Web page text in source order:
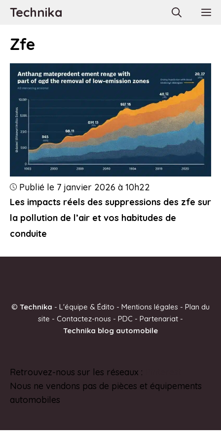
AllerTechnika
Zfe
Les impacts réels des suppressions des zfe sur
la pollution de l’air et vos habitudes de
conduite
Publié le 7 janvier 2026 à 10h22
© Technika - L'équipe & Édito - Mentions légales - Plan du
site - Contactez-nous - PDC - Partenariat -
Technika blog automobile
Retrouvez-nous sur les réseaux :
Nous ne vendons pas de pièces et équipements
automobiles